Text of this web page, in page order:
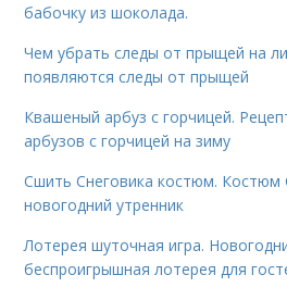
бабочку из шоколада.
Чем убрать следы от прыщей на
появляются следы от прыщей
Квашеный арбуз с горчицей.
арбузов с горчицей на зиму
Сшить Снеговика костюм. Костюм
новогодний утренник
Лотерея шуточная игра.
беспроигрышная лотерея для